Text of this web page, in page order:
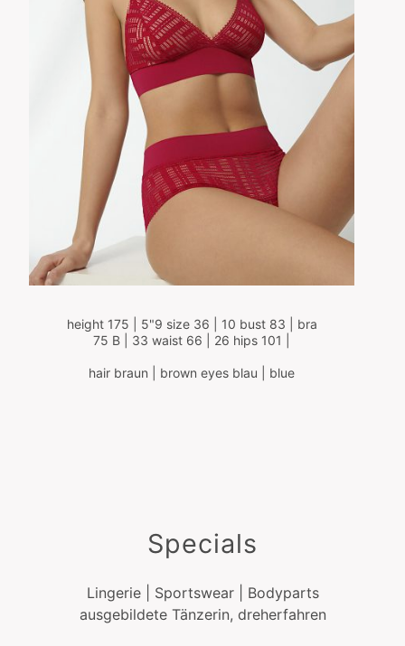
height 175 | 5"9 size 36 | 10 bust 83 | bra
75 B | 33 waist 66 | 26 hips 101 |
hair braun | brown eyes blau | blue
Specials
Lingerie | Sportswear | Bodyparts
ausgebildete Tänzerin, dreherfahren